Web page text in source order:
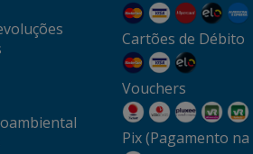
Cartões de Débito
Vouchers
Pix (Pagamento